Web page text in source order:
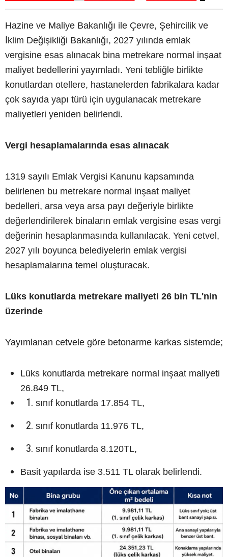
Hazine ve Maliye Bakanlığı ile Çevre, Şehircilik ve
İklim Değişikliği Bakanlığı, 2027 yılında emlak
vergisine esas alınacak bina metrekare normal inşaat
maliyet bedellerini yayımladı. Yeni tebliğle birlikte
konutlardan otellere, hastanelerden fabrikalara kadar
çok sayıda yapı türü için uygulanacak metrekare
maliyetleri yeniden belirlendi.
Vergi hesaplamalarında esas alınacak
1319 sayılı Emlak Vergisi Kanunu kapsamında
belirlenen bu metrekare normal inşaat maliyet
bedelleri, arsa veya arsa payı değeriyle birlikte
değerlendirilerek binaların emlak vergisine esas vergi
değerinin hesaplanmasında kullanılacak. Yeni cetvel,
2027 yılı boyunca belediyelerin emlak vergisi
hesaplamalarına temel oluşturacak.
Lüks konutlarda metrekare maliyeti 26 bin TL'nin
üzerinde
Yayımlanan cetvele göre betonarme karkas sistemde;
Lüks konutlarda metrekare normal inşaat maliyeti
26.849 TL,
sınıf konutlarda 17.854 TL,
sınıf konutlarda 11.976 TL,
sınıf konutlarda 8.120TL,
Basit yapılarda ise 3.511 TL olarak belirlendi.